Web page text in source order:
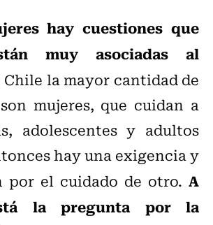
hay cuestiones que
muy asociadas al
Chile la mayor cantidad de
mujeres, que cuidan a
adolescentes y adultos
hay una exigencia y
por el cuidado de otro. A
la pregunta por la